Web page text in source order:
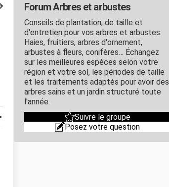
Forum Arbres et arbustes
Conseils de plantation, de taille et
d'entretien pour vos arbres et arbustes.
Haies, fruitiers, arbres d'ornement,
arbustes à fleurs, conifères… Échangez
sur les meilleures espèces selon votre
région et votre sol, les périodes de taille
et les traitements adaptés pour avoir des
arbres sains et un jardin structuré toute
l'année.
Suivre le groupe
Posez votre question